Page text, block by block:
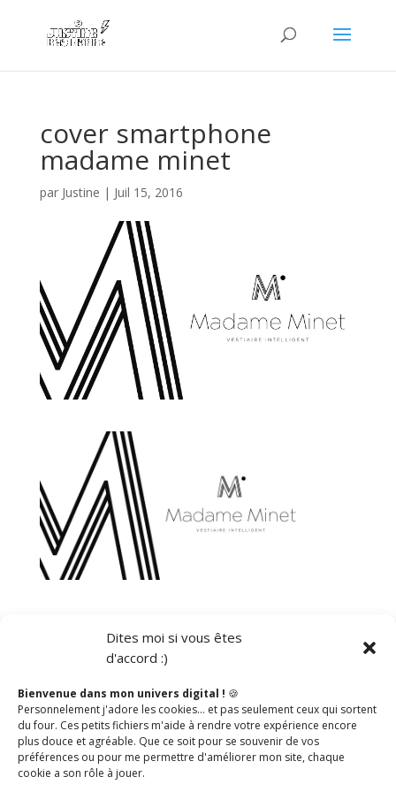
Dites moi si vous êtes
d'accord :)
Bienvenue dans mon univers digital ! 🍪
Personnelement j'adore les cookies… et pas seulement ceux qui sortent
du four. Ces petits fichiers m'aide à rendre votre expérience encore
plus douce et agréable. Que ce soit pour se souvenir de vos
préférences ou pour me permettre d'améliorer mon site, chaque
cookie a son rôle à jouer.
cover smartphone
madame minet
par Justine | Juil 15, 2016
Catégories
Social Media
Articles récents